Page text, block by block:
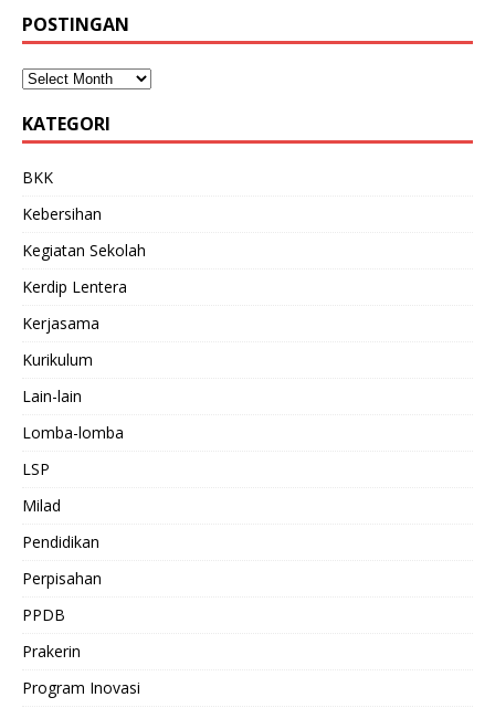
POSTINGAN
KATEGORI
BKK
Kebersihan
Kegiatan Sekolah
Kerdip Lentera
Kerjasama
Kurikulum
Lain-lain
Lomba-lomba
LSP
Milad
Pendidikan
Perpisahan
PPDB
Prakerin
Program Inovasi